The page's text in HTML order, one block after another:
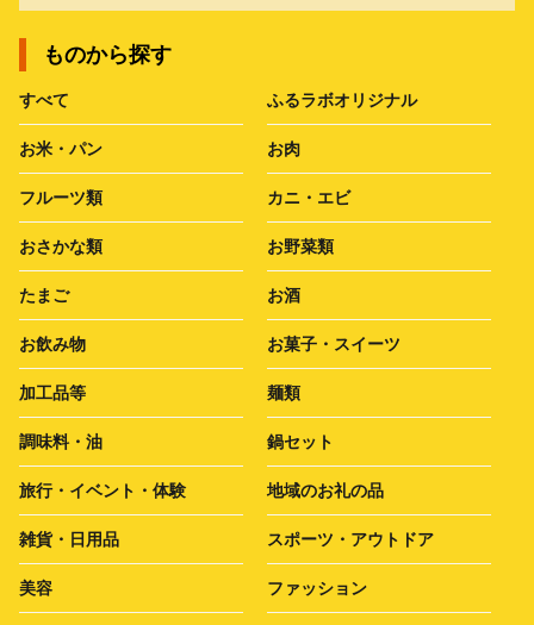
ものから探す
すべて ふるラボオリジナル
お米・パン お肉
フルーツ類 カニ・エビ
おさかな類 お野菜類
たまご お酒
お飲み物 お菓子・スイーツ
加工品等 麺類
調味料・油 鍋セット
旅行・イベント・体験 地域のお礼の品
雑貨・日用品 スポーツ・アウトドア
美容 ファッション